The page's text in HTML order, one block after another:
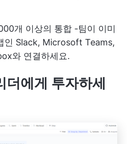
개 이상의 통합 -팀이 이미
인 Slack, Microsoft Teams,
와 연결하세요.
더에게 투자하세